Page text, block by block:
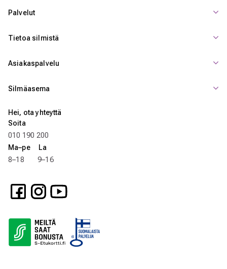
Palvelut
Tietoa silmistä
Asiakaspalvelu
Silmäasema
Hei, ota yhteyttä
Soita
010 190 200
Ma–pe La
8–18 9–16